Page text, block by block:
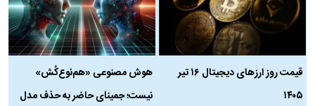
قیمت روز ارز‌های دیجیتال ۱۶ تیر
۱۴۰۵
هوش مصنوعی «هم‌نوع‌کُش»
نیست؛ جمینای حاضر به حذف مدل